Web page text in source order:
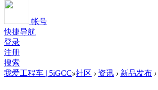
帐号
快捷导航
登录
注册
搜索
我爱工程车 | 5iGCC»社区 › 资讯 › 新品发布 ›